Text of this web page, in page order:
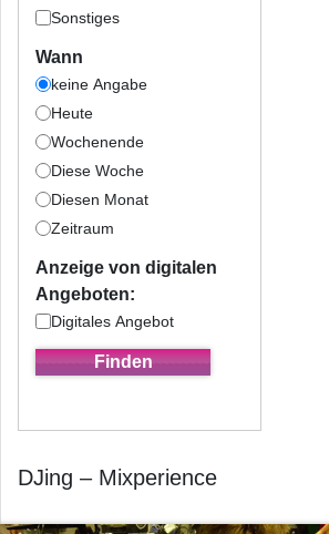
Sonstiges
Wann
keine Angabe
Heute
Wochenende
Diese Woche
Diesen Monat
Zeitraum
Anzeige von digitalen
Angeboten:
Digitales Angebot
DJing – Mixperience